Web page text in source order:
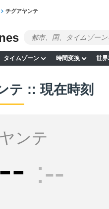
チグアヤンテ
タイムゾーン 時間変換 世界
テ :: 現在時刻
ンテ
-- --